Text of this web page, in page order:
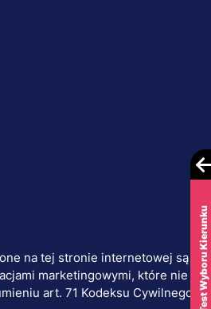
na tej stronie internetowej są
marketingowymi, które nie
art. 71 Kodeksu Cywilnego Test Wyboru Kierunku